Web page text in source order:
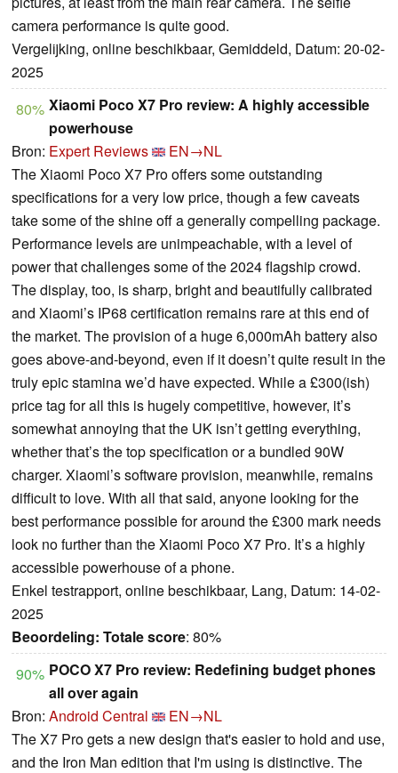
camera performance is quite good.
Vergelijking, online beschikbaar, Gemiddeld, Datum: 20-02-
2025
80% Xiaomi Poco X7 Pro review: A highly accessible
powerhouse
Bron: Expert Reviews
EN→NL
The Xiaomi Poco X7 Pro offers some outstanding
specifications for a very low price, though a few caveats
take some of the shine off a generally compelling package.
Performance levels are unimpeachable, with a level of
power that challenges some of the 2024 flagship crowd.
The display, too, is sharp, bright and beautifully calibrated
and Xiaomi’s IP68 certification remains rare at this end of
the market. The provision of a huge 6,000mAh battery also
goes above-and-beyond, even if it doesn’t quite result in the
truly epic stamina we’d have expected. While a £300(ish)
price tag for all this is hugely competitive, however, it’s
somewhat annoying that the UK isn’t getting everything,
whether that’s the top specification or a bundled 90W
charger. Xiaomi’s software provision, meanwhile, remains
difficult to love. With all that said, anyone looking for the
best performance possible for around the £300 mark needs
look no further than the Xiaomi Poco X7 Pro. It’s a highly
accessible powerhouse of a phone.
Enkel testrapport, online beschikbaar, Lang, Datum: 14-02-
2025
Beoordeling: Totale score: 80%
90% POCO X7 Pro review: Redefining budget phones
all over again
Bron: Android Central
EN→NL
The X7 Pro gets a new design that's easier to hold and use,
and the Iron Man edition that I'm using is distinctive. The